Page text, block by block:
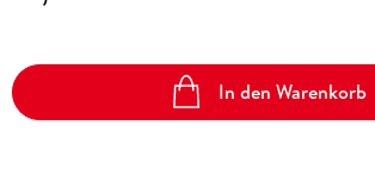
In den Warenkorb